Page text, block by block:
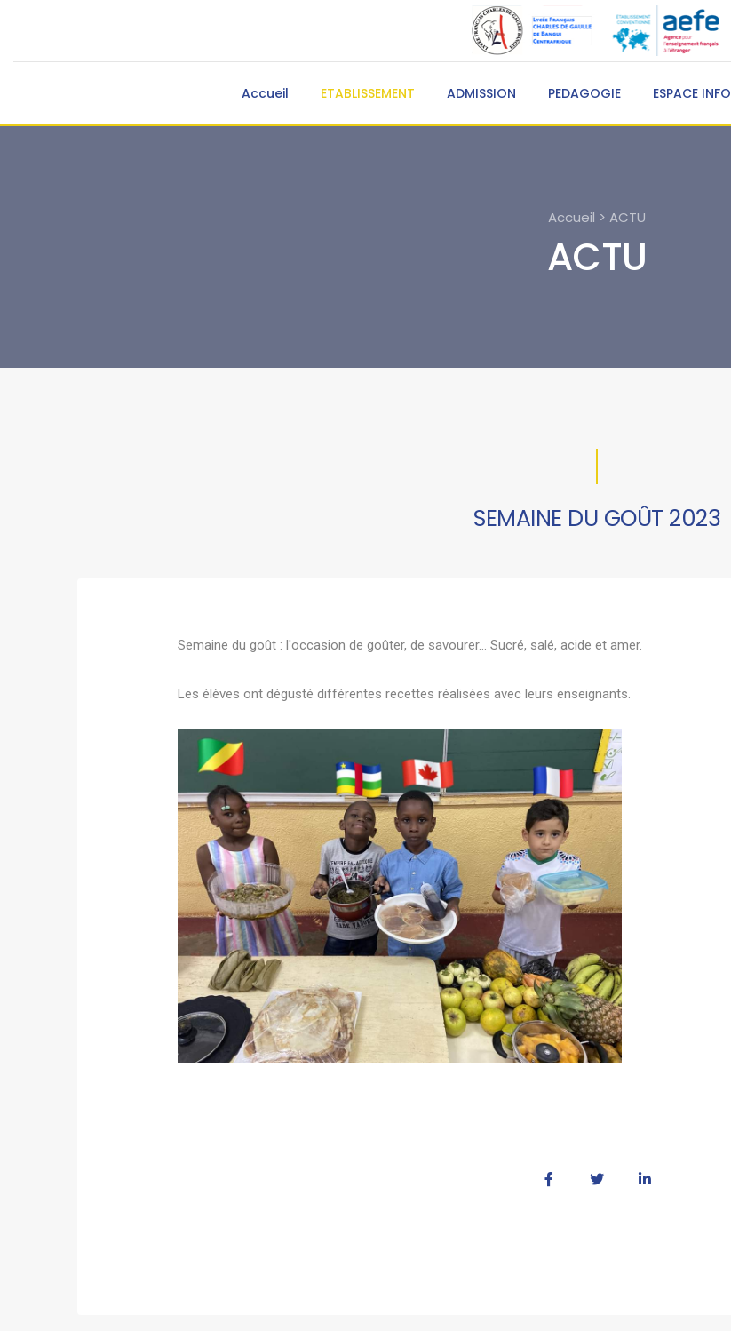
Accueil ETABLISSEMENT ADMISSION PEDAGOGIE ESPACE INFO
Accueil > ACTU
ACTU
SEMAINE DU GOÛT 2023
Semaine du goût : l'occasion de goûter, de savourer... Sucré, salé, acide et amer.
Les élèves ont dégusté différentes recettes réalisées avec leurs enseignants.